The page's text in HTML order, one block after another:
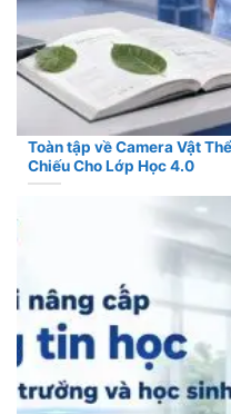
Toàn tập về Camera Vật
Chiếu Cho Lớp Học 4.0